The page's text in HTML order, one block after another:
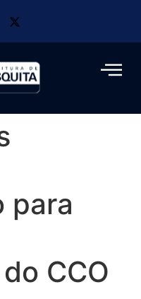
para
CCO